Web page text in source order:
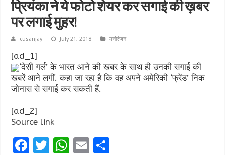
प्रियंका ने ये फोटो शेयर कर सगाई की ख़बर
पर लगाई मुहर!
cusanjay July 21, 2018 मनोरंजन
[ad_1]
‘देसी गर्ल’ के भारत आने की खबर के साथ ही उनकी सगाई की
खबरें आने लगीं. कहा जा रहा है कि वह अपने अमेरिकी ‘फ्रेंड’ निक
जोनास से सगाई कर सकती हैं.
[ad_2]
Source link
F
T
W E